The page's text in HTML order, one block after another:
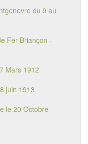
du 9 au
Fer Briançon -
Mars 1912
juin 1913
le 20 Octobre